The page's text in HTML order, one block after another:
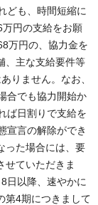
ども、時間短縮に
円の支給をお願
万円の、協力金を
、主な支給要件等
りません。なお、
合でも協力開始か
ば日割りで支給を
宣言の解除ができ
った場合には、要
せていただきま
日以降、速やかに
第4期につきまして